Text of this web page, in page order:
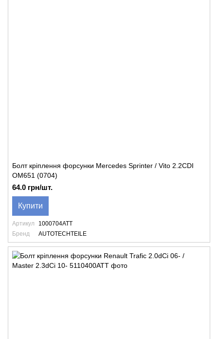
Болт кріплення форсунки Mercedes Sprinter / Vito 2.2CDI
OM651 (0704)
64.0 грн/шт.
Купити
Артикул
1000704ATT
Бренд
AUTOTECHTEILE